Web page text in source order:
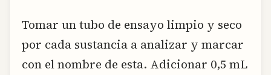
Tomar un tubo de ensayo limpio y seco
por cada sustancia a analizar y marcar
con el nombre de esta. Adicionar 0,5 mL